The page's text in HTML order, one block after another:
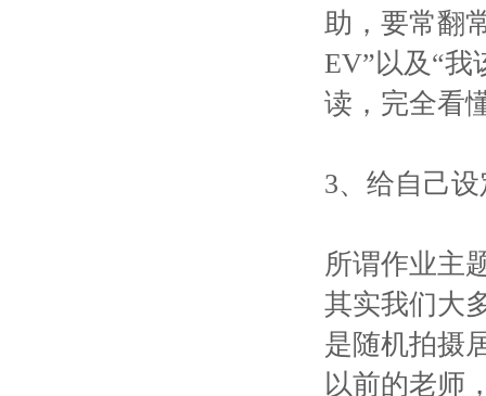
助，要常翻
EV”以及“我
读，完全看
3、给自己
所谓作业主
其实我们大
是随机拍摄
以前的老师